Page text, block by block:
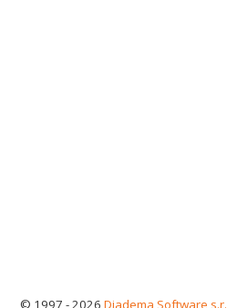
© 1997 - 2026 Diadema Software